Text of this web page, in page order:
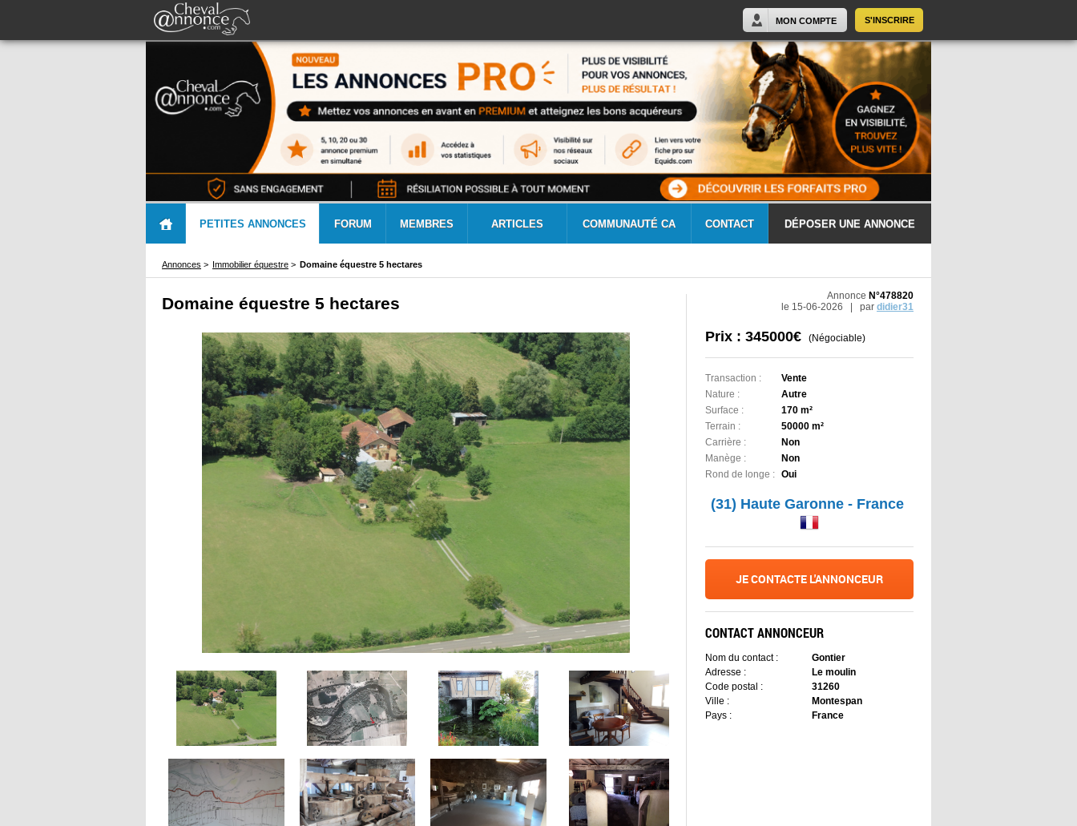
S'INSCRIRE
MON COMPTE
PETITES ANNONCES FORUM MEMBRES ARTICLES COMMUNAUTÉ CA CONTACT DÉPOSER UNE ANNONCE
Annonces > Immobilier équestre > Domaine équestre 5 hectares
Domaine équestre 5 hectares Annonce N°478820
le 15-06-2026 | par didier31
Prix : 345000€ (Négociable)
Transaction :
Vente
Nature :
Autre
Surface :
170 m²
Terrain :
50000 m²
Carrière :
Non
Manège :
Non
Rond de longe : Oui
(31) Haute Garonne - France
JE CONTACTE L'ANNONCEUR
CONTACT ANNONCEUR
Nom du contact :
Gontier
Adresse :
Le moulin
Code postal :
31260
Ville :
Montespan
Pays :
France